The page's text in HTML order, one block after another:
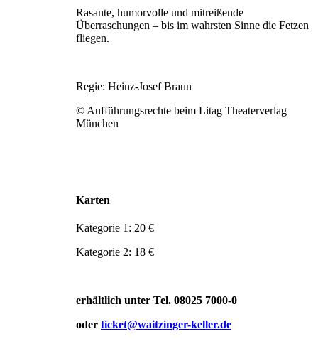
Rasante, humorvolle und mitreißende
Überraschungen – bis im wahrsten Sinne die Fetzen
fliegen.
Regie: Heinz-Josef Braun
© Aufführungsrechte beim Litag Theaterverlag
München
Karten
Kategorie 1: 20 €
Kategorie 2: 18 €
erhältlich unter Tel. 08025 7000-0
oder ticket@waitzinger-keller.de